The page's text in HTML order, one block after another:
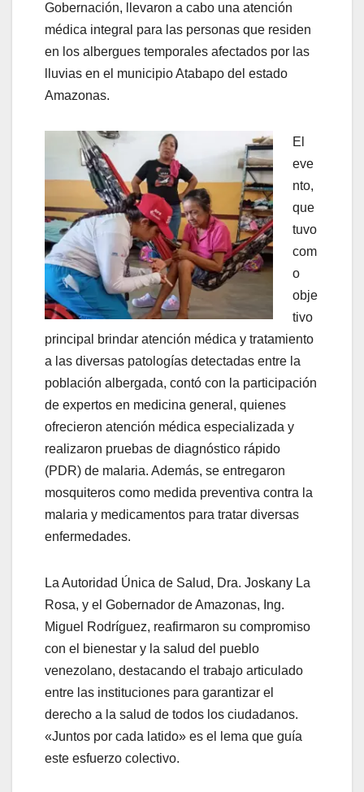
Gobernación, llevaron a cabo una atención
médica integral para las personas que residen
en los albergues temporales afectados por las
lluvias en el municipio Atabapo del estado
Amazonas.
El
eve
nto,
que
tuvo
com
o
obje
tivo
principal brindar atención médica y tratamiento
a las diversas patologías detectadas entre la
población albergada, contó con la participación
de expertos en medicina general, quienes
ofrecieron atención médica especializada y
realizaron pruebas de diagnóstico rápido
(PDR) de malaria. Además, se entregaron
mosquiteros como medida preventiva contra la
malaria y medicamentos para tratar diversas
enfermedades.
La Autoridad Única de Salud, Dra. Joskany La
Rosa, y el Gobernador de Amazonas, Ing.
Miguel Rodríguez, reafirmaron su compromiso
con el bienestar y la salud del pueblo
venezolano, destacando el trabajo articulado
entre las instituciones para garantizar el
derecho a la salud de todos los ciudadanos.
«Juntos por cada latido» es el lema que guía
este esfuerzo colectivo.